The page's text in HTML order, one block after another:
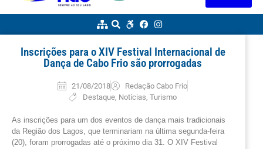
Inscrições para o XIV Festival Internacional de
Dança de Cabo Frio são prorrogadas
21/08/2018
Redação Cabo Frio
Destaque, Notícias Turismo
As inscrições para um dos eventos de dança mais tradicionais
da Região dos Lagos, que terminariam na última segunda-feira
(20), foram prorrogadas até o próximo dia 31. O XIV Festival